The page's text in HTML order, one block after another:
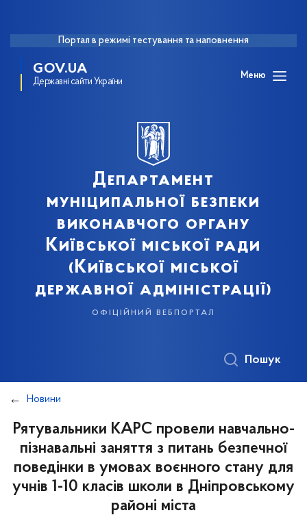
Портал в режимі тестування та наповнення
GOV.UA
Державні сайти України
Меню
Департамент
муніципальної безпеки
виконавчого органу
Київської міської ради
(Київської міської
державної адміністрації)
офіційний вебпортал
Пошук
Новини
Рятувальники КАРС провели навчально-
пізнавальні заняття з питань безпечної
поведінки в умовах воєнного стану для
учнів 1-10 класів школи в Дніпровському
районі міста